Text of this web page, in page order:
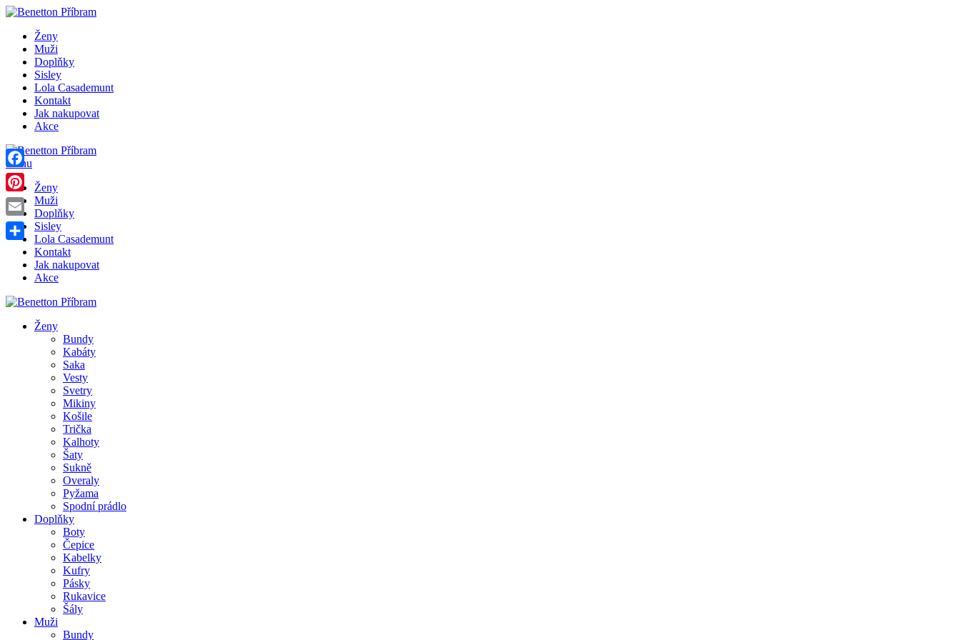
Ženy
Muži
Doplňky
Sisley
Lola Casademunt
Kontakt
Jak nakupovat
Akce
Menu
Ženy
Muži
Doplňky
Sisley
Lola Casademunt
Kontakt
Jak nakupovat
Akce
Ženy
Bundy
Kabáty
Saka
Vesty
Svetry
Mikiny
Košile
Trička
Kalhoty
Šaty
Sukně
Overaly
Pyžama
Spodní prádlo
Doplňky
Boty
Čepice
Kabelky
Kufry
Pásky
Rukavice
Šály
Muži
Bundy
Facebook
Pinterest
Email
Share